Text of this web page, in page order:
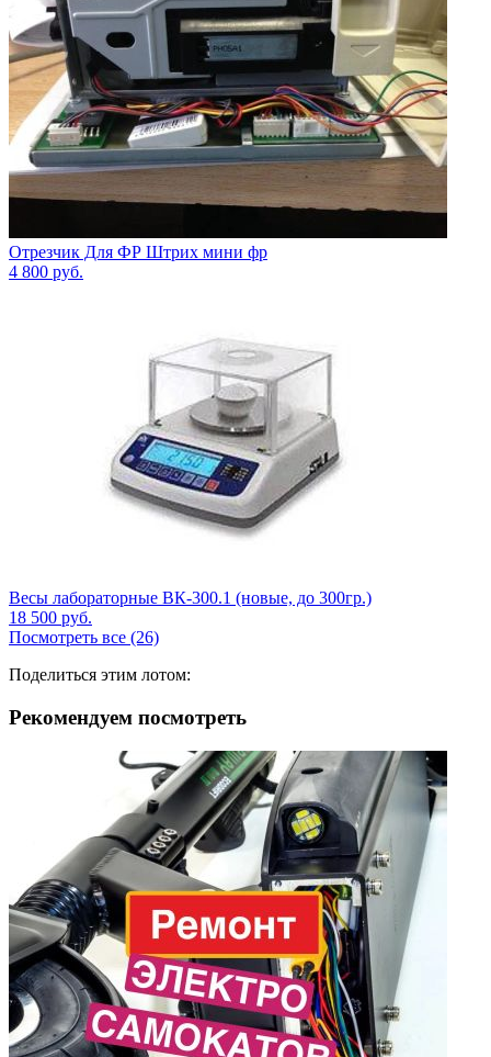
Отрезчик Для ФР Штрих мини фр
4 800 руб.
Весы лабораторные ВК-300.1 (новые, до 300гр.)
18 500 руб.
Посмотреть все (26)
Поделиться этим лотом:
Рекомендуем посмотреть